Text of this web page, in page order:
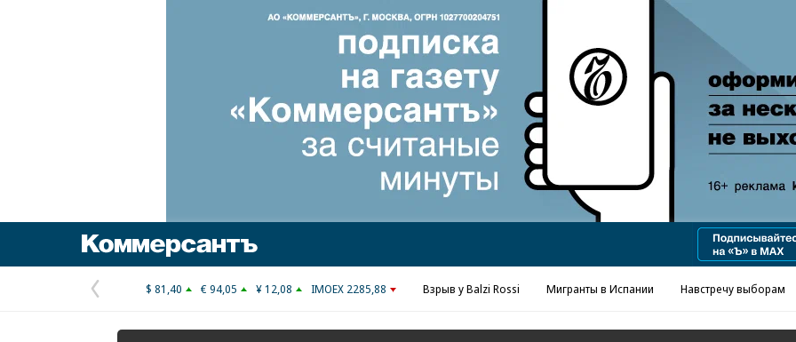
Реклама в «Ъ» www.kommersant.ru/ad
Предыдущая
страница
$ 81,40 € 94,05 ¥ 12,08 IMOEX 2285,88 Взрыв у Balzi Rossi Мигранты в Испании Навстречу выборам